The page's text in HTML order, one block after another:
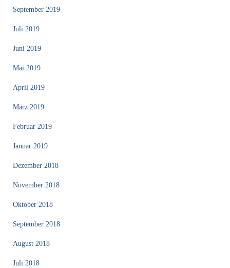
September 2019
Juli 2019
Juni 2019
Mai 2019
April 2019
März 2019
Februar 2019
Januar 2019
Dezember 2018
November 2018
Oktober 2018
September 2018
August 2018
Juli 2018